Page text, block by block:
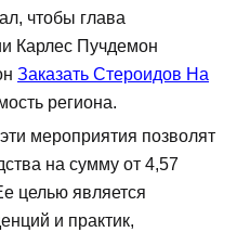
чтобы глава
Карлес Пучдемон
Заказать Стероидов На
региона.
мероприятия позволят
на сумму от 4,57
целью является
и практик,